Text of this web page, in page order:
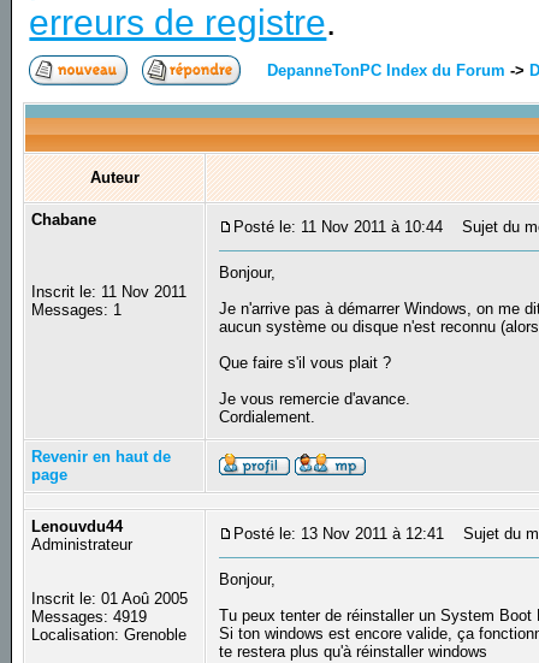
erreurs de registre.
DepanneTonPC Index du Forum ->
Auteur
Chabane
Inscrit le: 11 Nov 2011
Messages: 1
Posté le: 11 Nov 2011 à 10:44 Sujet du
Bonjour,
Je n'arrive pas à démarrer Windows, on me
aucun système ou disque n'est reconnu
Que faire s'il vous plait ?
Je vous remercie d'avance.
Cordialement.
Revenir en haut de
page
Lenouvdu44
Administrateur
Inscrit le: 01 Aoû 2005
Messages: 4919
Localisation: Grenoble
Posté le: 13 Nov 2011 à 12:41 Sujet du
Bonjour,
Tu peux tenter de réinstaller un System Boot
Si ton windows est encore valide, ça
te restera plus qu'à réinstaller windows